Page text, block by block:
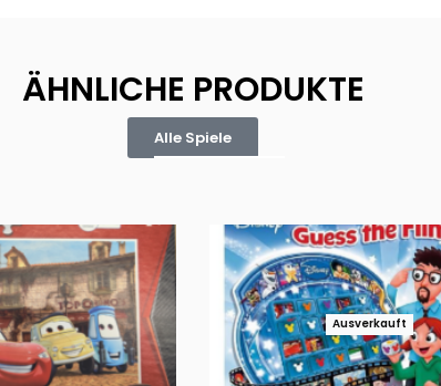
ÄHNLICHE PRODUKTE
Alle Spiele
Ausverkauft